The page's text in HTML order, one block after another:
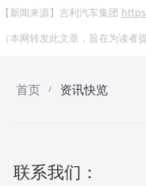
【新闻来源】吉利汽车集团
（本网转发此文章，旨在为读
首页 / 资讯快览
联系我们：